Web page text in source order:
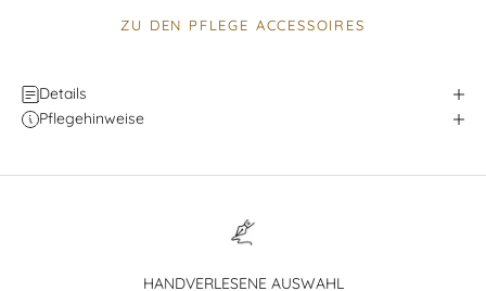
ZU DEN PFLEGE ACCESSOIRES
Details
Pflegehinweise
HANDVERLESENE AUSWAHL